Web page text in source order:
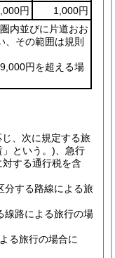
円
1,000円
内並びに片道おお
、その範囲は規則
円を超える場
、次に規定する旅
という。)、急行
する通行税を含
する路線による旅
路による旅行の場
る旅行の場合に